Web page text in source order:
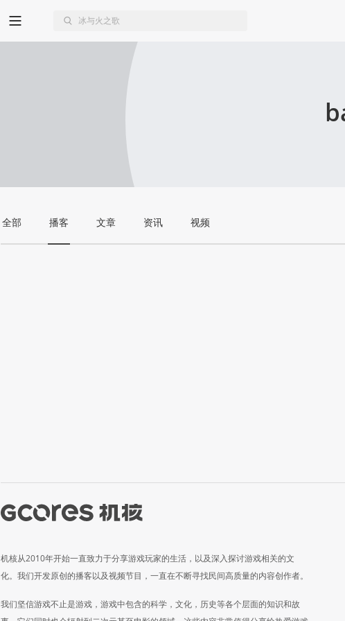
全部 播客 文章 资讯 视频
机核从2010年开始一直致力于分享游戏玩家的生活，以及深入探讨游戏相关的文
化。我们开发原创的播客以及视频节目，一直在不断寻找民间高质量的内容创作者。
我们坚信游戏不止是游戏，游戏中包含的科学，文化，历史等各个层面的知识和故